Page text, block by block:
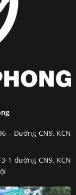
– Đường CN9, KCN
1 đường CN9, KCN